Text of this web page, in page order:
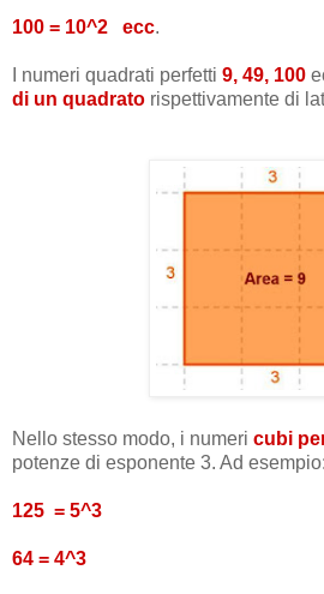
100 = 10^2 ecc.
I numeri quadrati perfetti 9, 49, 100
di un quadrato rispettivamente di
Nello stesso modo, i numeri cubi
potenze di esponente 3. Ad esempio:
125 = 5^3
64 = 4^3